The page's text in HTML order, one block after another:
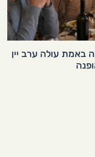
באמת עולה ערב יין